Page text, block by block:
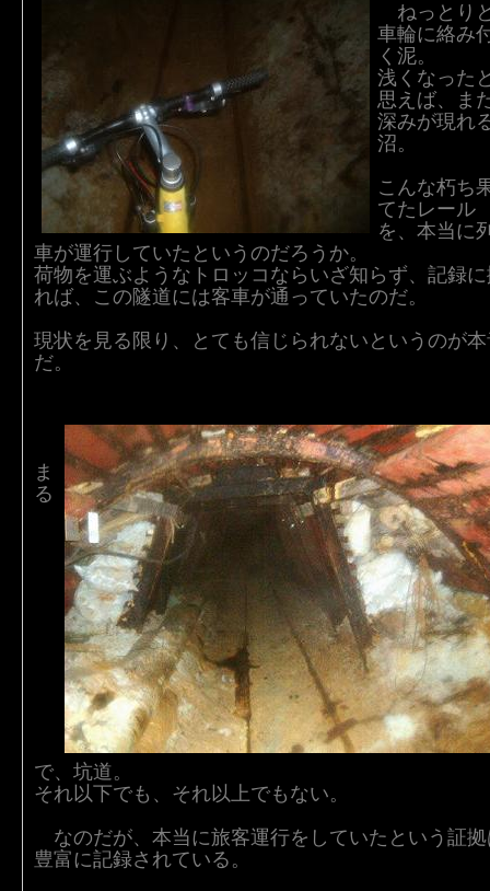
ねっとり
車輪に絡み
く泥。
浅くなった
思えば、ま
深みが現れ
沼。
こんな朽ち
てたレール
を、本当に
車が運行していたというのだろうか。
荷物を運ぶようなトロッコならいざ知らず、記録
れば、この隧道には客車が通っていたのだ。
現状を見る限り、とても信じられないというのが
だ。
ま
る
で、坑道。
それ以下でも、それ以上でもない。
なのだが、本当に旅客運行をしていたという証
豊富に記録されている。